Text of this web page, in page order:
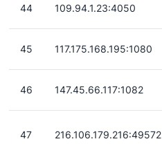
44 109.94.1.23:4050
45 117.175.168.195:1080
46 147.45.66.117:1082
47 216.106.179.216:49572